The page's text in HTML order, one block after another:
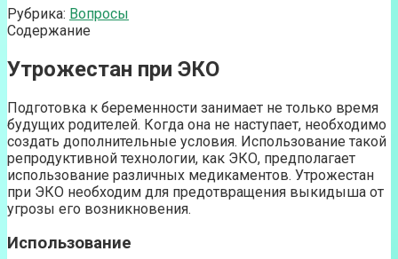
Рубрика: Вопросы
Содержание
Утрожестан при ЭКО
Подготовка к беременности занимает не только время
будущих родителей. Когда она не наступает, необходимо
создать дополнительные условия. Использование такой
репродуктивной технологии, как ЭКО, предполагает
использование различных медикаментов. Утрожестан
при ЭКО необходим для предотвращения выкидыша от
угрозы его возникновения.
Использование